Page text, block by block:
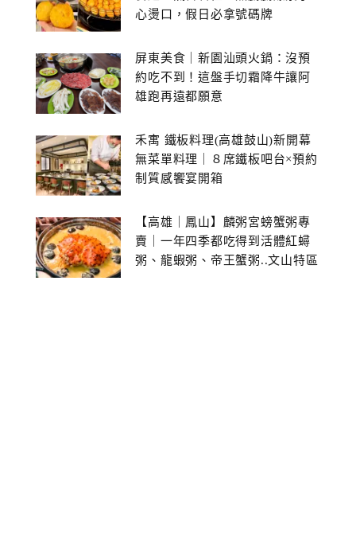
心燙口，假日必拿號碼牌
屏東美食｜新園汕頭火鍋：沒預
約吃不到！這盤手切霜降牛讓阿
雄跑再遠都願意
禾寓 鐵板料理(高雄鼓山)新開幕
無菜單料理｜８席鐵板吧台×預約
制質感饗宴開箱
【高雄｜鳳山】麟粥宮螃蟹粥專
賣｜一年四季都吃得到活體紅蟳
粥、龍蝦粥、帝王蟹粥..文山特區